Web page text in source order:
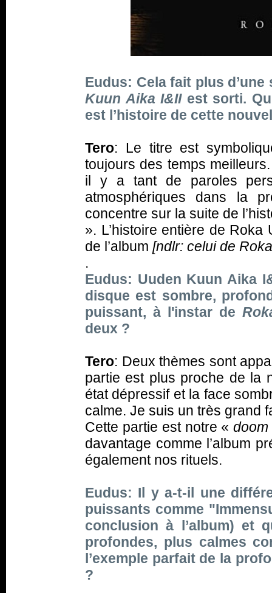
Eudus: Cela fait plus
Kuun Aika I&IIest sorti.
est l’histoire de cette
Tero: Le titre est
toujours des temps
il y a tant de paroles
atmosphériques dans la
concentre sur la suite de
». L’histoire entière de
de l’album [ndlr: celui de
.
Eudus: Uuden Kuun Aika
disque est sombre,
puissant, à l'instar de
deux ?
Tero: Deux thèmes sont
partie est plus proche de la
état dépressif et la face
calme. Je suis un très grand
Cette partie est notre «
davantage comme l’album
également nos rituels.
Eudus: Il y a-t-il une
puissants comme
conclusion à l’album) et
profondes, plus calmes
l’exemple parfait de la
?